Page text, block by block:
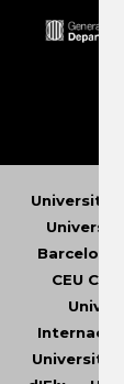
Universitat
Barcelona
CEU
Universitat